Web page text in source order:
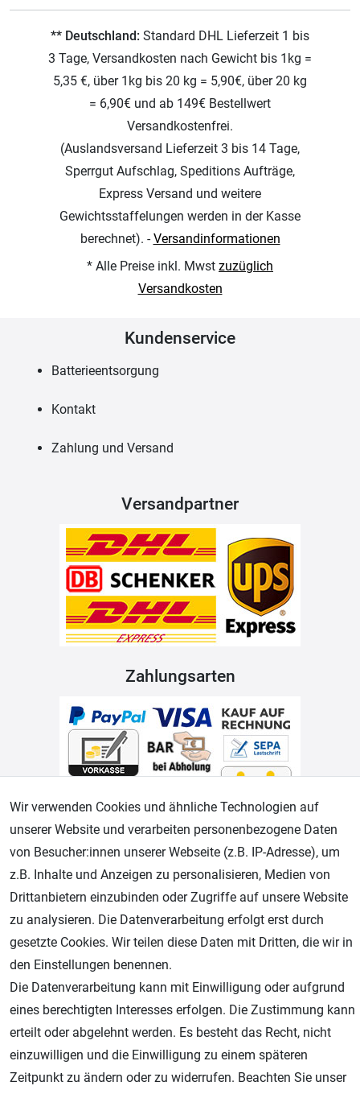
** Deutschland: Standard DHL Lieferzeit 1 bis
3 Tage, Versandkosten nach Gewicht bis 1kg =
5,35 €, über 1kg bis 20 kg = 5,90€, über 20 kg
= 6,90€ und ab 149€ Bestellwert
Versandkostenfrei.
(Auslandsversand Lieferzeit 3 bis 14 Tage,
Sperrgut Aufschlag, Speditions Aufträge,
Express Versand und weitere
Gewichtsstaffelungen werden in der Kasse
berechnet). -Versandinformationen
* Alle Preise inkl. Mwst zuzüglich
Versandkosten
Kundenservice
Batterieentsorgung
Kontakt
Zahlung und Versand
Versandpartner
Zahlungsarten
Geprüfter Shop
AGB Widerrufsrecht Datenschutz Impressum
Unsere weiteren Shops:
Wir verwenden Cookies und ähnliche Technologien auf
unserer Website und verarbeiten personenbezogene Daten
von Besucher:innen unserer Webseite (z.B. IP-Adresse), um
z.B. Inhalte und Anzeigen zu personalisieren, Medien von
Drittanbietern einzubinden oder Zugriffe auf unsere Website
zu analysieren. Die Datenverarbeitung erfolgt erst durch
gesetzte Cookies. Wir teilen diese Daten mit Dritten, die wir in
den Einstellungen benennen.
Die Datenverarbeitung kann mit Einwilligung oder aufgrund
eines berechtigten Interesses erfolgen. Die Zustimmung kann
erteilt oder abgelehnt werden. Es besteht das Recht, nicht
einzuwilligen und die Einwilligung zu einem späteren
Zeitpunkt zu ändern oder zu widerrufen. Beachten Sie unser